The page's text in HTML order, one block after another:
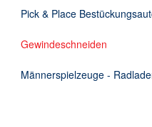
Pick & Place
Gewindeschneiden
Männerspielzeuge -